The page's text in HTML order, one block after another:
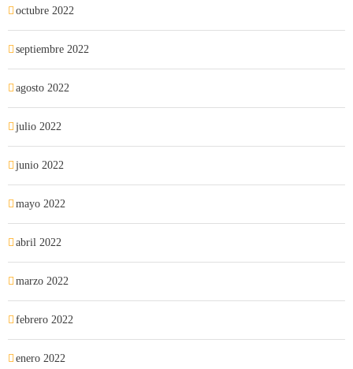
octubre 2022
septiembre 2022
agosto 2022
julio 2022
junio 2022
mayo 2022
abril 2022
marzo 2022
febrero 2022
enero 2022